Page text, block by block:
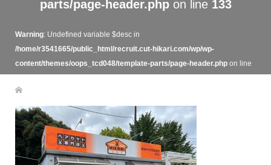
parts/page-header.phpon line 133
Warning: Undefined variable $desc in
/home/r3541665/public_html/recruit.cut-hikari.com/wp/wp-
content/themes/oops_tcd048/template-parts/page-header.phpon line